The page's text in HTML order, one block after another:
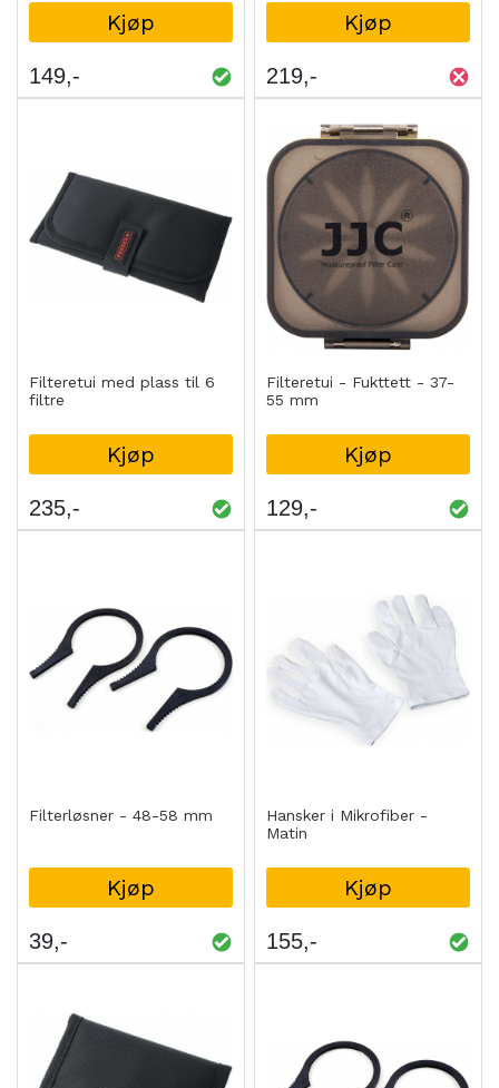
Kjøp
149
Kjøp
219
Filteretui med plass til 6
filtre
Kjøp
235
Filteretui - Fukttett - 37-
55 mm
Kjøp
129
Filterløsner - 48-58 mm
Kjøp
39
Hansker i Mikrofiber -
Matin
Kjøp
155